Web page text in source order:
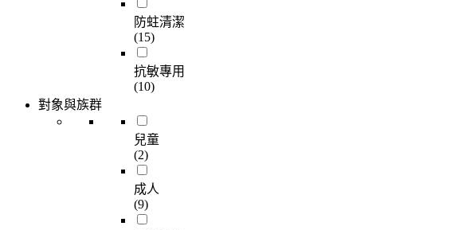
防蛀清潔
(15)
抗敏專用
(10)
對象與族群
兒童
(2)
成人
(9)